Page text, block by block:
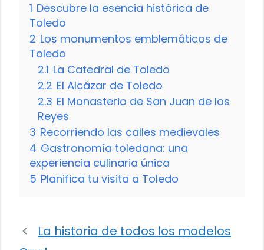
1 Descubre la esencia histórica de
Toledo
2 Los monumentos emblemáticos de
Toledo
2.1 La Catedral de Toledo
2.2 El Alcázar de Toledo
2.3 El Monasterio de San Juan de los
Reyes
3 Recorriendo las calles medievales
4 Gastronomía toledana: una
experiencia culinaria única
5 Planifica tu visita a Toledo
La historia de todos los modelos